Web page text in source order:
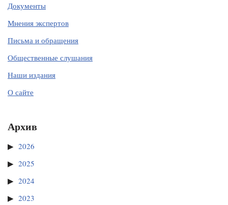
Документы
Мнения экспертов
Письма и обращения
Общественные слушания
Наши издания
О сайте
Архив
2026
2025
2024
2023